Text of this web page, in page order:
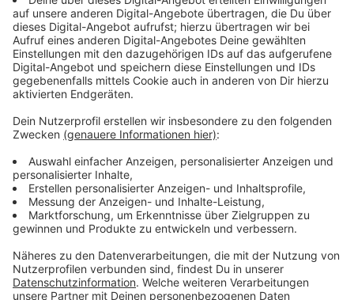
Wir benötigen Ihre
Zustimmung, um den YouTube
Video-Service zu laden!
Wir verwenden einen Service eines
Drittanbieters, um Videoinhalte
einzubetten. Dieser Service kann
Daten zu Ihren Aktivitäten
sammeln. Bitte lesen Sie die
Details durch und stimmen Sie der
Nutzung des Service zu, um dieses
Video anzusehen.
Mehr Informationen
Johannes Oerding - Alles okay (OneShot Video)